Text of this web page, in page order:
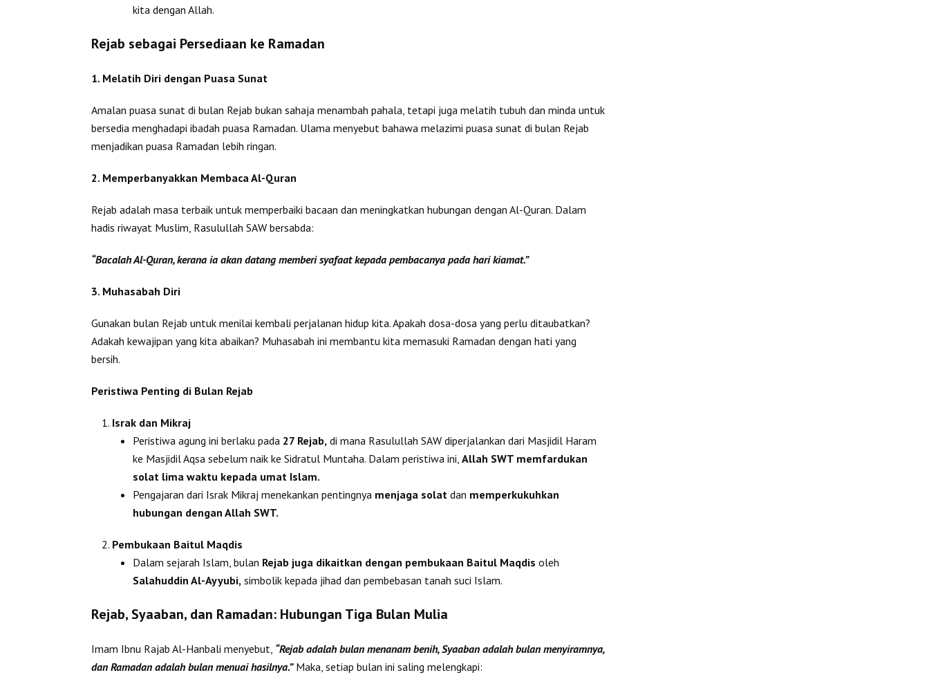
kita dengan Allah.
Rejab sebagai Persediaan ke Ramadan
1. Melatih Diri dengan Puasa Sunat
Amalan puasa sunat di bulan Rejab bukan sahaja menambah pahala, tetapi juga melatih tubuh dan minda untuk
bersedia menghadapi ibadah puasa Ramadan. Ulama menyebut bahawa melazimi puasa sunat di bulan Rejab
menjadikan puasa Ramadan lebih ringan.
2. Memperbanyakkan Membaca Al-Quran
Rejab adalah masa terbaik untuk memperbaiki bacaan dan meningkatkan hubungan dengan Al-Quran. Dalam
hadis riwayat Muslim, Rasulullah SAW bersabda:
“Bacalah Al-Quran, kerana ia akan datang memberi syafaat kepada pembacanya pada hari kiamat.”
3. Muhasabah Diri
Gunakan bulan Rejab untuk menilai kembali perjalanan hidup kita. Apakah dosa-dosa yang perlu ditaubatkan?
Adakah kewajipan yang kita abaikan? Muhasabah ini membantu kita memasuki Ramadan dengan hati yang
bersih.
Peristiwa Penting di Bulan Rejab
Israk dan Mikraj
Peristiwa agung ini berlaku pada 27 Rejab, di mana Rasulullah SAW diperjalankan dari Masjidil Haram
ke Masjidil Aqsa sebelum naik ke Sidratul Muntaha. Dalam peristiwa ini, Allah SWT memfardukan
solat lima waktu kepada umat Islam.
Pengajaran dari Israk Mikraj menekankan pentingnya menjaga solat dan memperkukuhkan
hubungan dengan Allah SWT.
Pembukaan Baitul Maqdis
Dalam sejarah Islam, bulan Rejab juga dikaitkan dengan pembukaan Baitul Maqdis oleh
Salahuddin Al-Ayyubi, simbolik kepada jihad dan pembebasan tanah suci Islam.
Rejab, Syaaban, dan Ramadan: Hubungan Tiga Bulan Mulia
Imam Ibnu Rajab Al-Hanbali menyebut, “Rejab adalah bulan menanam benih, Syaaban adalah bulan menyiramnya,
dan Ramadan adalah bulan menuai hasilnya.” Maka, setiap bulan ini saling melengkapi: